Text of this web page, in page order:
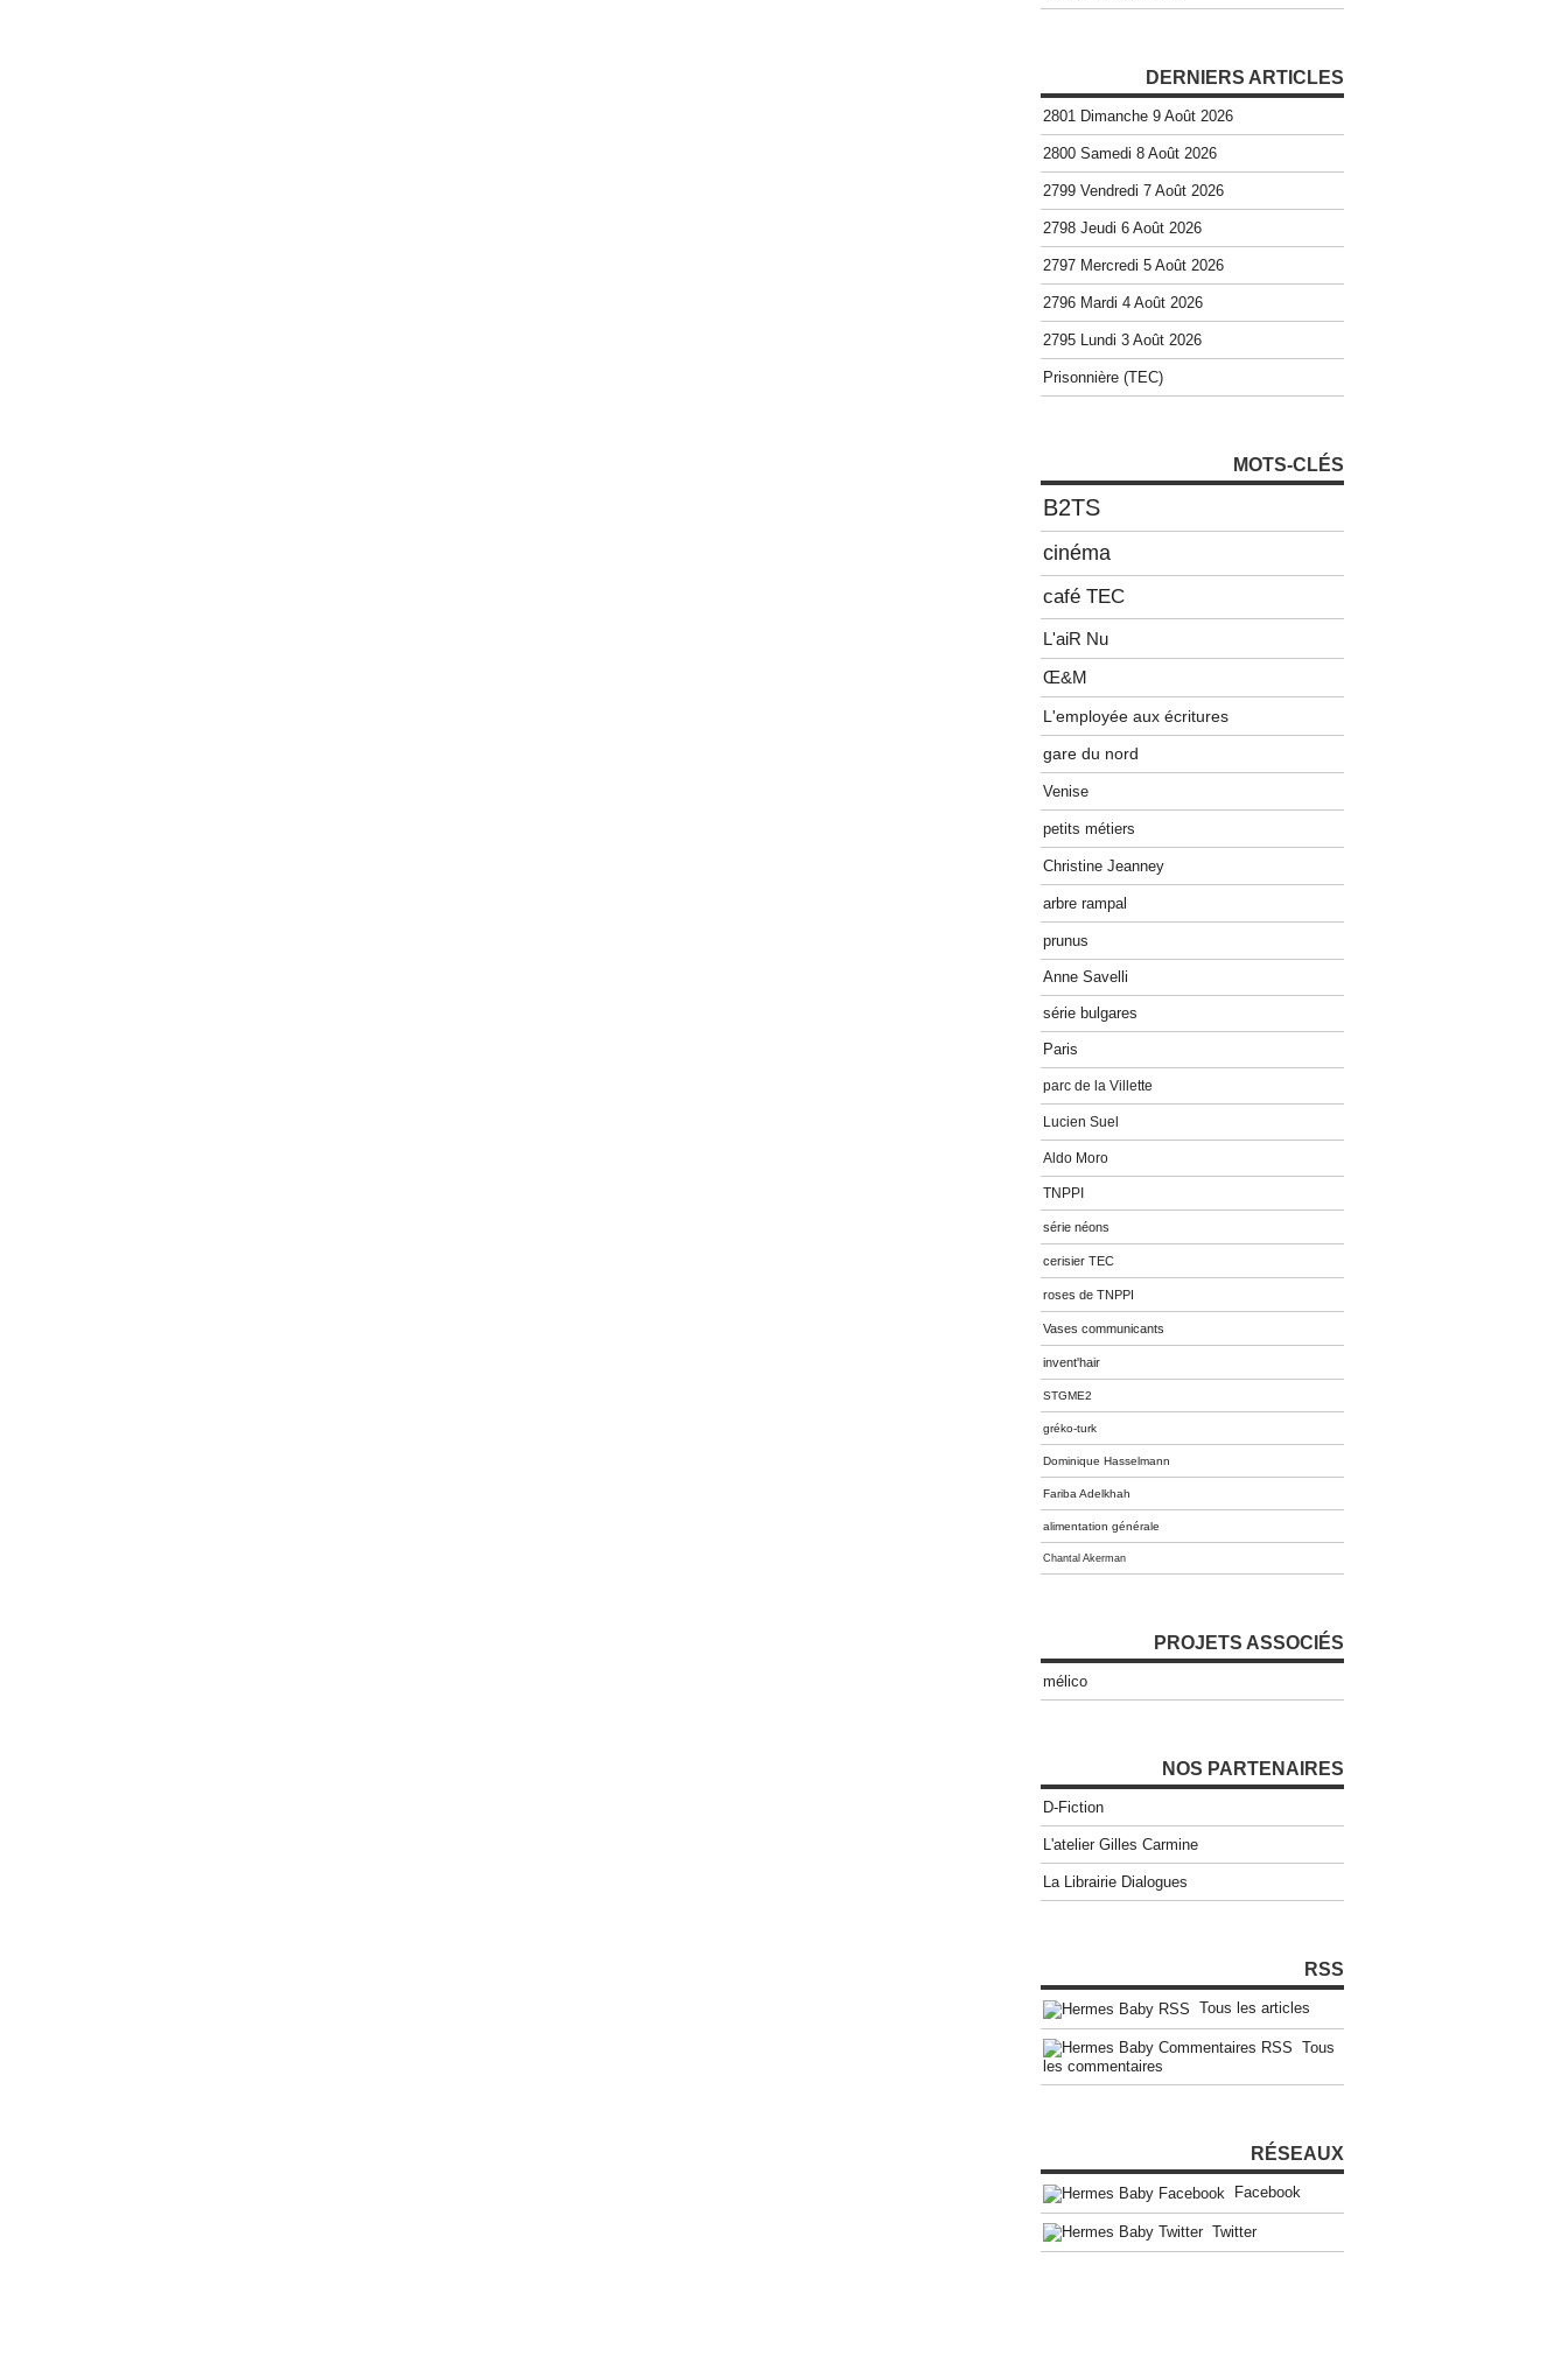
DERNIERS ARTICLES
2801 Dimanche 9 Août 2026
2800 Samedi 8 Août 2026
2799 Vendredi 7 Août 2026
2798 Jeudi 6 Août 2026
2797 Mercredi 5 Août 2026
2796 Mardi 4 Août 2026
2795 Lundi 3 Août 2026
Prisonnière (TEC)
MOTS-CLÉS
B2TS
cinéma
café TEC
L'aiR Nu
Œ&M
L'employée aux écritures
gare du nord
Venise
petits métiers
Christine Jeanney
arbre rampal
prunus
Anne Savelli
série bulgares
Paris
parc de la Villette
Lucien Suel
Aldo Moro
TNPPI
série néons
cerisier TEC
roses de TNPPI
Vases communicants
invent'hair
STGME2
gréko-turk
Dominique Hasselmann
Fariba Adelkhah
alimentation générale
Chantal Akerman
PROJETS ASSOCIÉS
mélico
NOS PARTENAIRES
D-Fiction
L'atelier Gilles Carmine
La Librairie Dialogues
RSS
Tous les articles
Tous
les commentaires
RÉSEAUX
Facebook
Twitter